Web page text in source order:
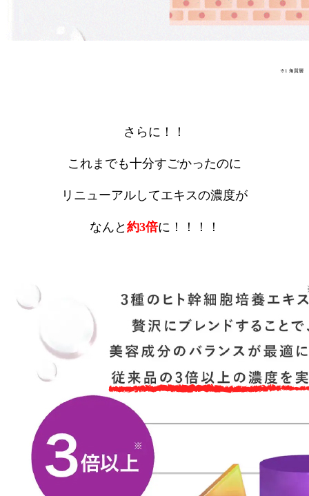
※1 角質層
さらに！！
これまでも十分すごかったのに
リニューアルしてエキスの濃度が
なんと 約3倍に！！！！